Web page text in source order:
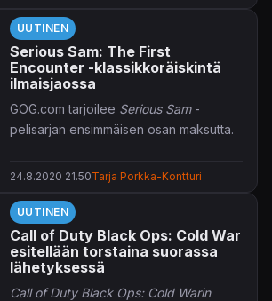
UUTINEN
Serious Sam: The First
Encounter -klassikkoräiskintä
ilmaisjaossa
GOG.com tarjoilee Serious Sam -
pelisarjan ensimmäisen osan maksutta.
24.8.2020 21.50Tarja Porkka-Kontturi
UUTINEN
Call of Duty Black Ops: Cold War
esitellään torstaina suorassa
lähetyksessä
Call of Duty Black Ops: Cold Warin